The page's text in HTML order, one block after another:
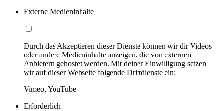
Externe Medieninhalte
Durch das Akzeptieren dieser Dienste können wir dir Videos
oder andere Medieninhalte anzeigen, die von externen
Anbietern gehostet werden. Mit deiner Einwilligung setzen
wir auf dieser Webseite folgende Drittdienste ein:
Vimeo, YouTube
Erforderlich